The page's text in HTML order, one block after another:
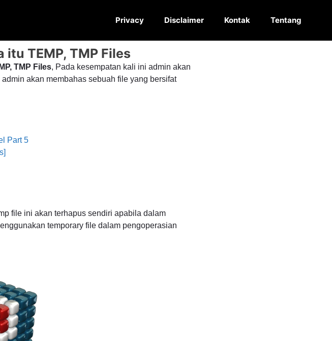
Privacy Disclaimer Kontak Tentang
itu TEMP, TMP Files
TMP Files, Pada kesempatan kali ini admin akan
akan membahas sebuah file yang bersifat
Part 5
file ini akan terhapus sendiri apabila dalam
temporary file dalam pengoperasian